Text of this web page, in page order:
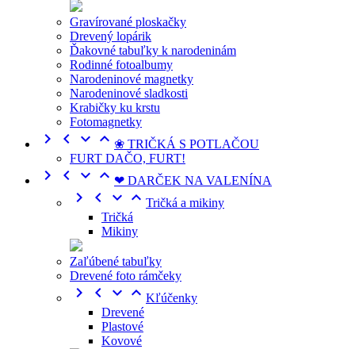
Gravírované ploskačky
Drevený lopárik
Ďakovné tabuľky k narodeninám
Rodinné fotoalbumy
Narodeninové magnetky
Narodeninové sladkosti
Krabičky ku krstu
Fotomagnetky
    ❀ TRIČKÁ S POTLAČOU
FURT DAČO, FURT!
    ❤ DARČEK NA VALENÍNA
    Tričká a mikiny
Tričká
Mikiny
Zaľúbené tabuľky
Drevené foto rámčeky
    Kľúčenky
Drevené
Plastové
Kovové